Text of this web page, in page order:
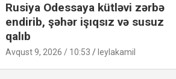
Rusiya Odessaya kütləvi zərbə
endirib, şəhər işıqsız və susuz
qalıb
Avqust 9, 2026 / 10:53 leylakamil